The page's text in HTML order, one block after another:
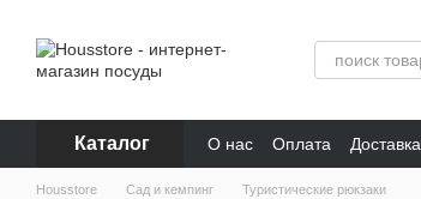
Каталог О нас Оплата Доставка
Отзывы о магазине
Housstore Сад и кемпинг Туристические рюкзаки